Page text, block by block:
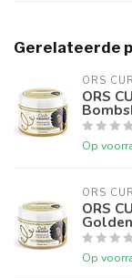
Gerelateerde
ORS
ORS
Op
ORS
ORS
Op